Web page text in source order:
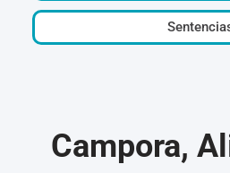
Campora,